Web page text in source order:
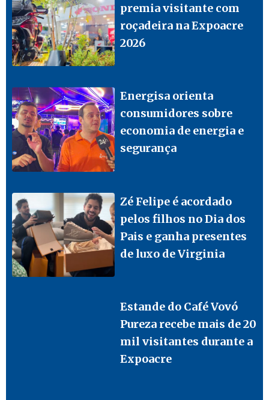
premia visitante com
roçadeira na Expoacre
2026
Energisa orienta
consumidores sobre
economia de energia e
segurança
Zé Felipe é acordado
pelos filhos no Dia dos
Pais e ganha presentes
de luxo de Virginia
Estande do Café Vovó
Pureza recebe mais de 20
mil visitantes durante a
Expoacre